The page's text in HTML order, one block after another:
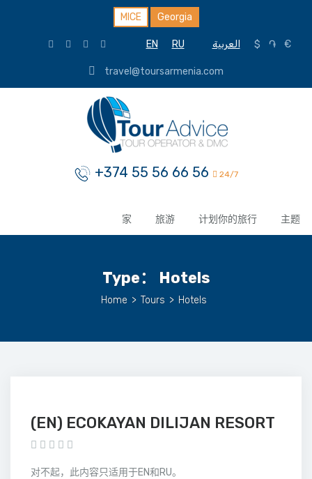
MICE Georgia
EN RU العربية $ ֏ €
travel@toursarmenia.com
+374 55 56 66 56 24/7
家 旅游 计划你的旅行 主题
Type： Hotels
Home > Tours > Hotels
(EN) ECOKAYAN DILIJAN RESORT
对不起，此内容只适用于EN和RU。